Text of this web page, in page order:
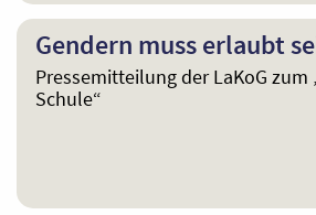
Gendern muss erlaubt
Pressemitteilung der LaKoG zum
Schule“